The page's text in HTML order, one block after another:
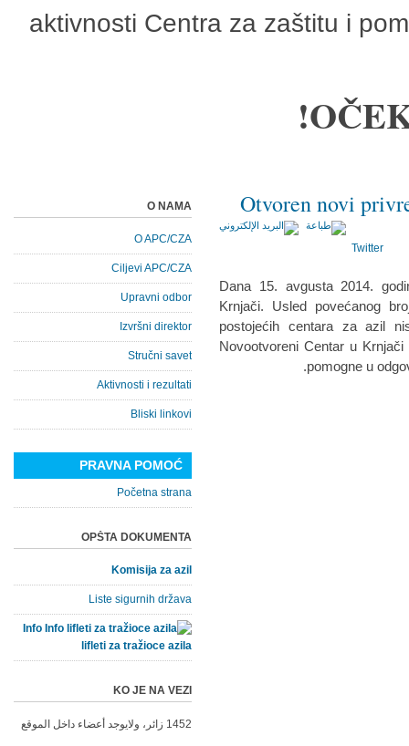
aktivnosti Centra za zaštitu i
Otvoren novi
Twitter
Dana 15. avgusta 2014.
Krnjači. Usled povećanog
postojećih centara za azil
Novootvoreni Centar u
pomogne u
O NAMA
O APC/CZA
Ciljevi APC/CZA
Upravni odbor
Izvršni direktor
Stručni savet
Aktivnosti i rezultati
Bliski linkovi
PRAVNA POMOĆ
Početna strana
OPŠTA DOKUMENTA
Komisija za azil
Liste sigurnih država
Info
lifleti za tražioce azila
KO JE NA VEZI
1452 زائر، ولايوجد أعضاء داخل الموقع